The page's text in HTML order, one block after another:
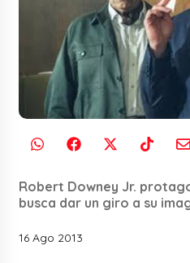
Robert Downey Jr.
busca dar un giro a su
16 Ago 2013